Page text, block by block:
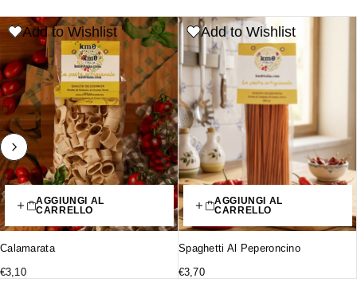
Add to Wishlist
AGGIUNGI AL
CARRELLO
Calamarata
€3,10
Add to Wishlist
AGGIUNGI AL
CARRELLO
Spaghetti Al Peperoncino
€3,70